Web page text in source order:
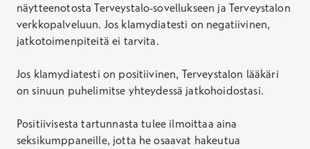
näytteenotosta Terveystalo-sovellukseen ja Terveystalon
verkkopalveluun. Jos klamydiatesti on negatiivinen,
jatkotoimenpiteitä ei tarvita.
Jos klamydiatesti on positiivinen, Terveystalon lääkäri
on sinuun puhelimitse yhteydessä jatkohoidostasi.
Positiivisesta tartunnasta tulee ilmoittaa aina
seksikumppaneille, jotta he osaavat hakeutua